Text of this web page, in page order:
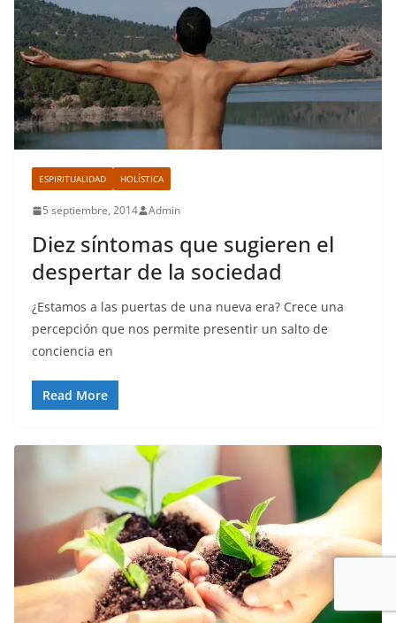
ESPIRITUALIDAD HOLÍSTICA
5 septiembre, 2014 Admin
Diez síntomas que sugieren el
despertar de la sociedad
¿Estamos a las puertas de una nueva era? Crece una
percepción que nos permite presentir un salto de
conciencia en
Read More